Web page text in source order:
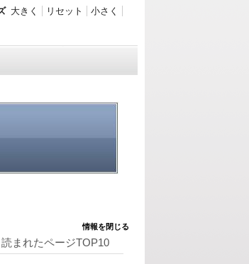
大きく リセット 小さく
情報を閉じる
まれたページTOP10